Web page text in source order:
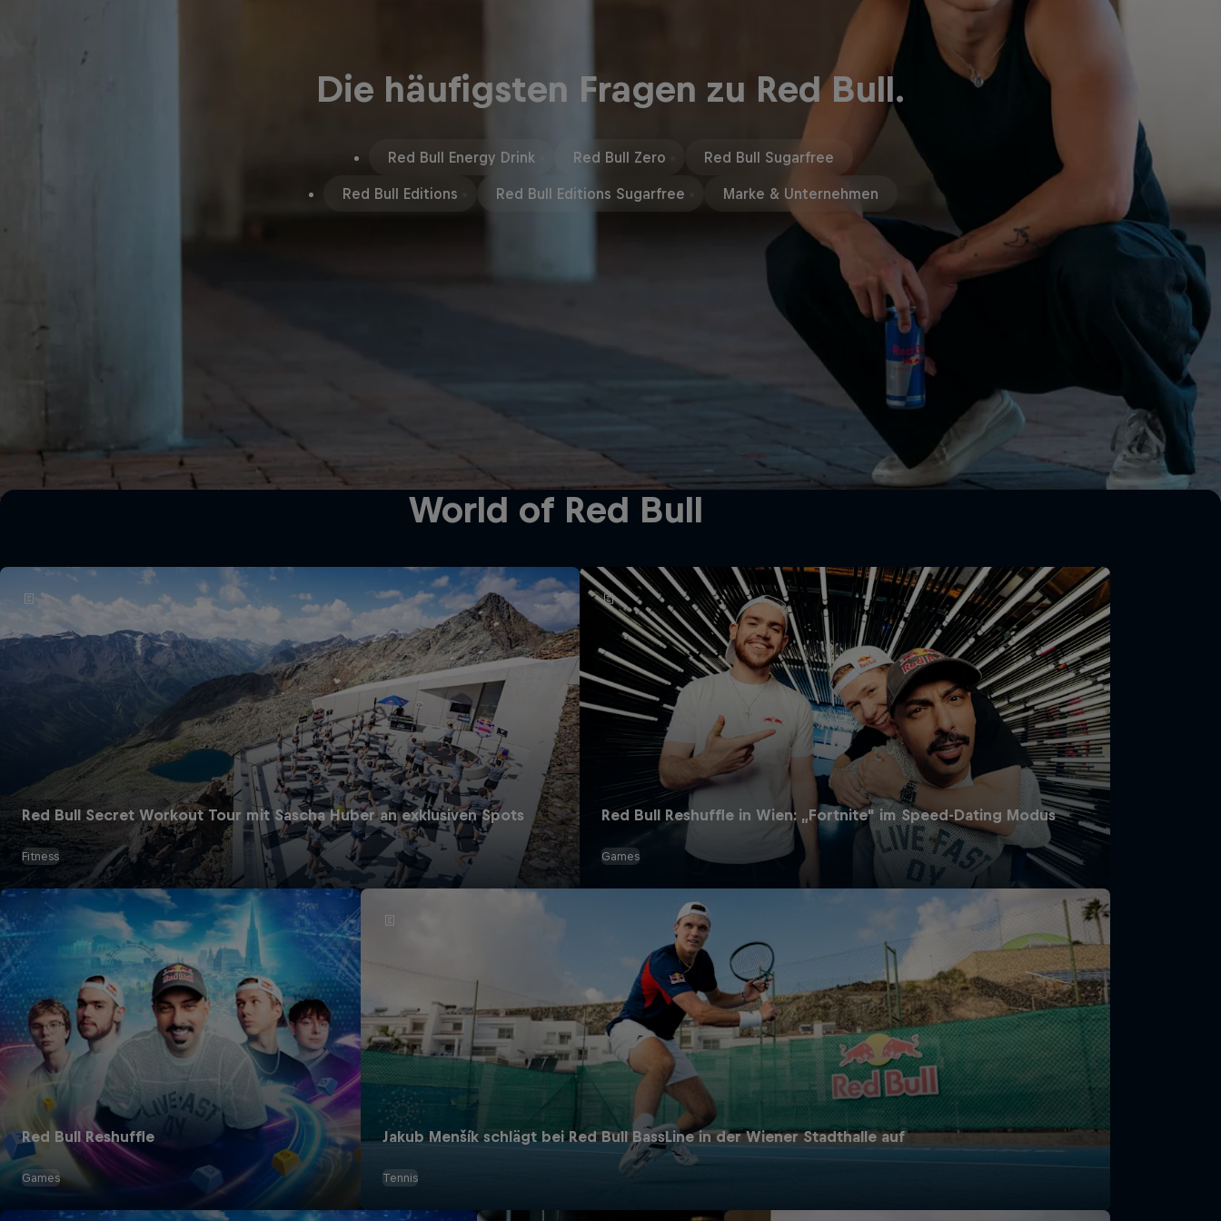
Die häufigsten Fragen zu Red Bull.
Red Bull Energy Drink Red Bull Zero Red Bull Sugarfree
Red Bull Editions Red Bull Editions Sugarfree Marke & Unternehmen
World of Red Bull
Red Bull Secret Workout Tour mit Sascha Huber an exklusiven Spots
Fitness
Red Bull Reshuffle in Wien: „Fortnite" im Speed-Dating Modus
Games
Red Bull Reshuffle
Games
Jakub Menšík schlägt bei Red Bull BassLine in der Wiener Stadthalle auf
Tennis